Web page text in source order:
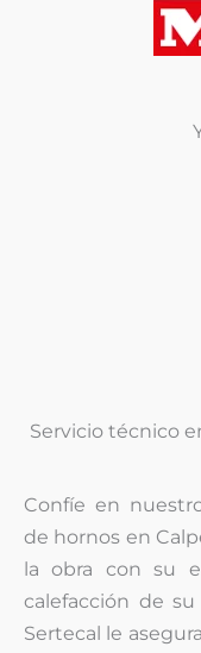
Servicio técnico
Confíe en
de hornos en
la obra con su
calefacción de
Sertecal le